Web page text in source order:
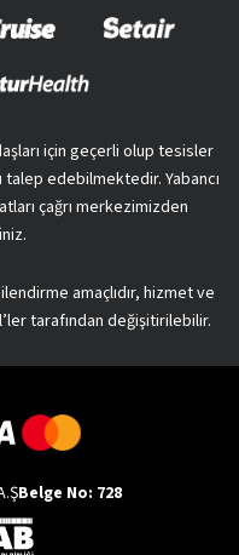
için geçerli olup tesisler
edebilmektedir. Yabancı
çağrı merkezimizden
amaçlıdır, hizmet ve
tarafından değişitirilebilir.
Belge No: 728